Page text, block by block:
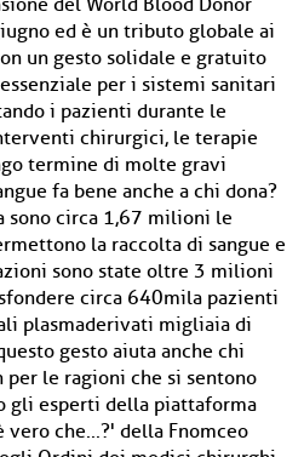
del World Blood Donor
ed è un tributo globale ai
un gesto solidale e gratuito
per i sistemi sanitari
i pazienti durante le
chirurgici, le terapie
termine di molte gravi
fa bene anche a chi dona?
sono circa 1,67 milioni le
la raccolta di sangue e
sono state oltre 3 milioni
circa 640mila pazienti
plasmaderivati migliaia di
gesto aiuta anche chi
per le ragioni che si sentono
gli esperti della piattaforma
che...?' della Fnomceo